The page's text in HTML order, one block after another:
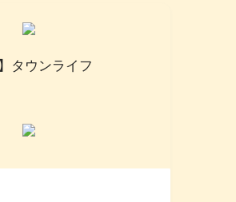
タウンライフ